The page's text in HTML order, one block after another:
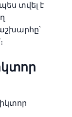
տվել է